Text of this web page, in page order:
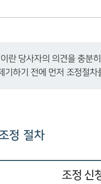
이란 당사자의 의견을 충분
기하기 전에 먼저 조정절차
정 절차